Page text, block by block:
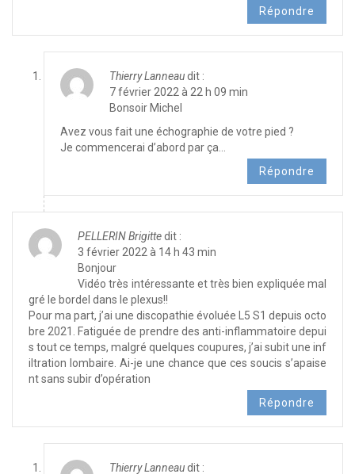
Répondre
Thierry Lanneaudit :
7 février 2022 à 22 h 09 min
Bonsoir Michel
Avez vous fait une échographie de votre pied ?
Je commencerai d’abord par ça…
Répondre
PELLERIN Brigittedit :
3 février 2022 à 14 h 43 min
Bonjour
Vidéo très intéressante et très bien expliquée mal
gré le bordel dans le plexus!!
Pour ma part, j’ai une discopathie évoluée L5 S1 depuis octo
bre 2021. Fatiguée de prendre des anti-inflammatoire depui
s tout ce temps, malgré quelques coupures, j’ai subit une inf
iltration lombaire. Ai-je une chance que ces soucis s’apaise
nt sans subir d’opération
Répondre
Thierry Lanneaudit :